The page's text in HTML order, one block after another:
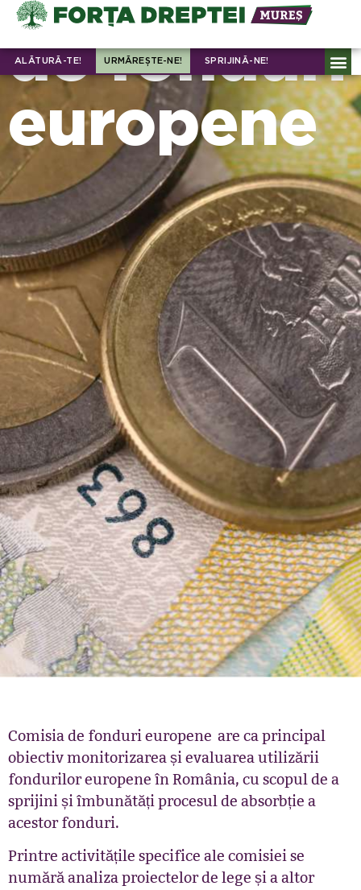
ALĂTURĂ-TE! URMĂREȘTE-NE! SPRIJINĂ-NE!
de fonduri
europene
Comisia de fonduri europene are ca principal
obiectiv monitorizarea și evaluarea utilizării
fondurilor europene în România, cu scopul de a
sprijini și îmbunătăți procesul de absorbție a
acestor fonduri.
Printre activitățile specifice ale comisiei se
numără analiza proiectelor de lege și a altor